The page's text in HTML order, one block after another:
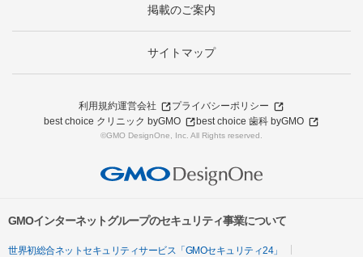
掲載のご案内
サイトマップ
利用規約運営会社
プライバシーポリシー
best choice クリニック byGMO
best choice 歯科 byGMO
©GMO DesignOne, Inc. All Rights reserved.
GMOインターネットグループのセキュリティ事業について
世界初総合ネットセキュリティサービス「GMOセキュリティ24」